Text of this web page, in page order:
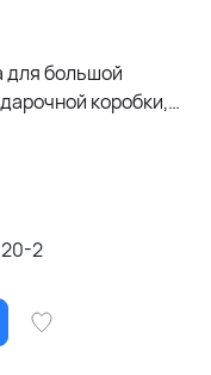
для большой
коробки,
2